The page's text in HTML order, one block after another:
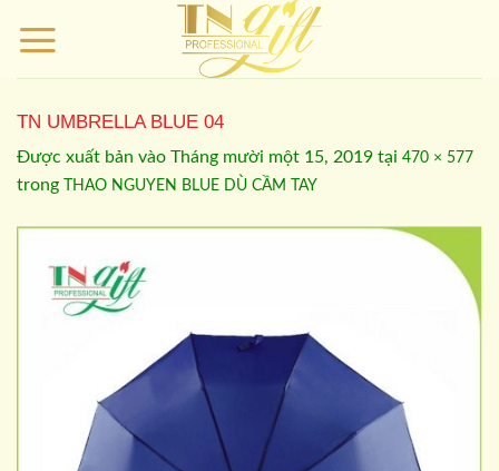
qua
TN UMBRELLA BLUE 04
Được xuất bản vào Tháng mười một 15, 2019 tại 470 × 577
trong THAO NGUYEN BLUE DÙ CẦM TAY